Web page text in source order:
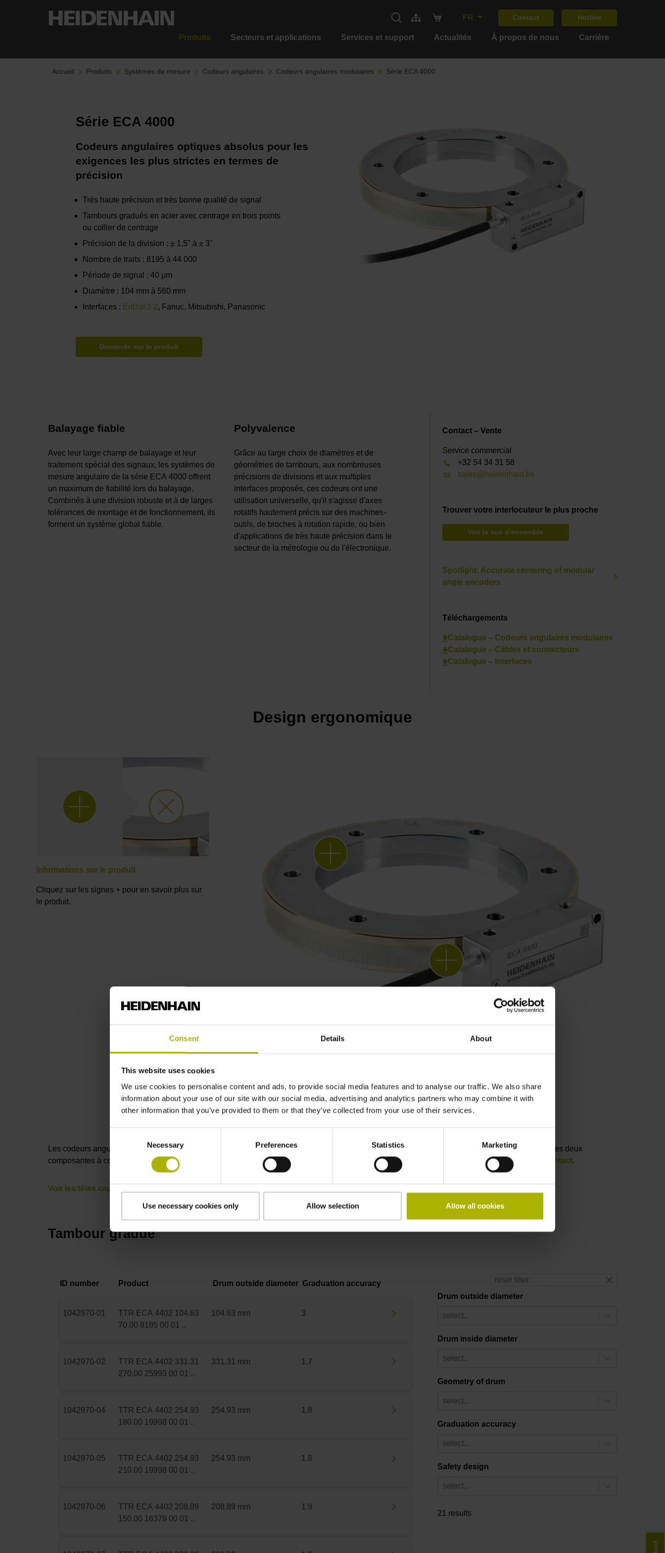
Consent Details About
This website uses cookies
We use cookies to personalise content and ads, to provide social media features and to analyse our traffic. We also share
information about your use of our site with our social media, advertising and analytics partners who may combine it with
other information that you’ve provided to them or that they’ve collected from your use of their services.
Selection
Necessary Preferences Statistics Marketing
Use necessary cookies only Allow selection Allow all cookies
FR Contact Hotline
Produits Secteurs et applications Services et support Actualités À propos de nous Carrière
Accueil Produits Systèmes de mesure Codeurs angulaires Codeurs angulaires modulaires Série ECA 4000
Série ECA 4000
Codeurs angulaires optiques absolus pour les
exigences les plus strictes en termes de
précision
Très haute précision et très bonne qualité de signal
Tambours gradués en acier avec centrage en trois points
ou collier de centrage
Précision de la division : ± 1,5" à ± 3"
Nombre de traits : 8195 à 44 000
Période de signal : 40 μm
Diamètre : 104 mm à 560 mm
Interfaces : EnDat 2.2, Fanuc, Mitsubishi, Panasonic
Demande sur le produit
Balayage fiable
Avec leur large champ de balayage et leur
traitement spécial des signaux, les systèmes de
mesure angulaire de la série ECA 4000 offrent
un maximum de fiabilité lors du balayage.
Combinés à une division robuste et à de larges
tolérances de montage et de fonctionnement, ils
forment un système global fiable.
Polyvalence
Grâce au large choix de diamètres et de
géométries de tambours, aux nombreuses
précisions de divisions et aux multiples
interfaces proposés, ces codeurs ont une
utilisation universelle, qu'il s'agisse d'axes
rotatifs hautement précis sur des machines-
outils, de broches à rotation rapide, ou bien
d'applications de très haute précision dans le
secteur de la métrologie ou de l'électronique.
Contact – Vente
Service commercial
+32 54 34 31 58
sales@heidenhain.be
Trouver votre interlocuteur le plus proche
Voir la vue d'ensemble
Spotlight: Accurate centering of modular
angle encoders
Téléchargements
Catalogue – Codeurs angulaires modulaires
Catalogue – Câbles et connecteurs
Catalogue – Interfaces
Design ergonomique
Informations sur le produit
Cliquez sur les signes + pour en savoir plus sur
le produit.
Variantes du produit
Les codeurs angulaires modulaires se composent d'un tambour gradué tête captrice.Dans les listes ci-dessous, veuillez sélectionner les deux
composantes à combiner : Pour obtenir des conseils, contactez notre service commercial par téléphone, par e-mail ou via notreformulaire de contact.
Voir les têtes captrices
Tambour gradué
reset filter
Drum outside diameter
select...
Drum inside diameter
select...
Geometry of drum
select...
Graduation accuracy
select...
Safety design
select...
21 results
ID number Product Drum outside diameter Graduation accuracy
1042970-01
TTR ECA 4402 104.63
70.00 8195 00 01 ..
104.63 mm 3
1042970-02
TTR ECA 4402 331.31
270.00 25993 00 01 ..
331.31 mm 1.7
1042970-04
TTR ECA 4402 254.93
180.00 19998 00 01 ..
254.93 mm 1.8
1042970-05
TTR ECA 4402 254.93
210.00 19998 00 01 ..
254.93 mm 1.8
1042970-06
TTR ECA 4402 208.89
150.00 16379 00 01 ..
208.89 mm 1.9